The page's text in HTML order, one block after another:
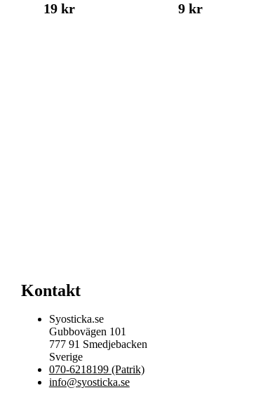
19 kr 9 kr
Kontakt
Syosticka.se
Gubbovägen 101
777 91 Smedjebacken
Sverige
070-6218199 (Patrik)
info@syosticka.se